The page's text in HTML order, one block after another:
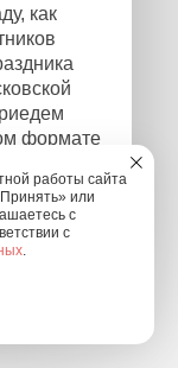
как
формате
на
нам по
работы сайта
или
с
с
.